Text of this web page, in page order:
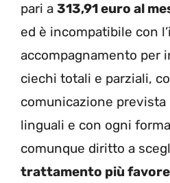
pari a 313,91 euro al
ed è incompatibile con
accompagnamento per
ciechi totali e parziali,
comunicazione
linguali e con ogni
comunque diritto a
trattamento più